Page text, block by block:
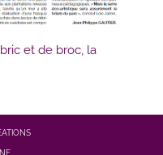
et de broc, la